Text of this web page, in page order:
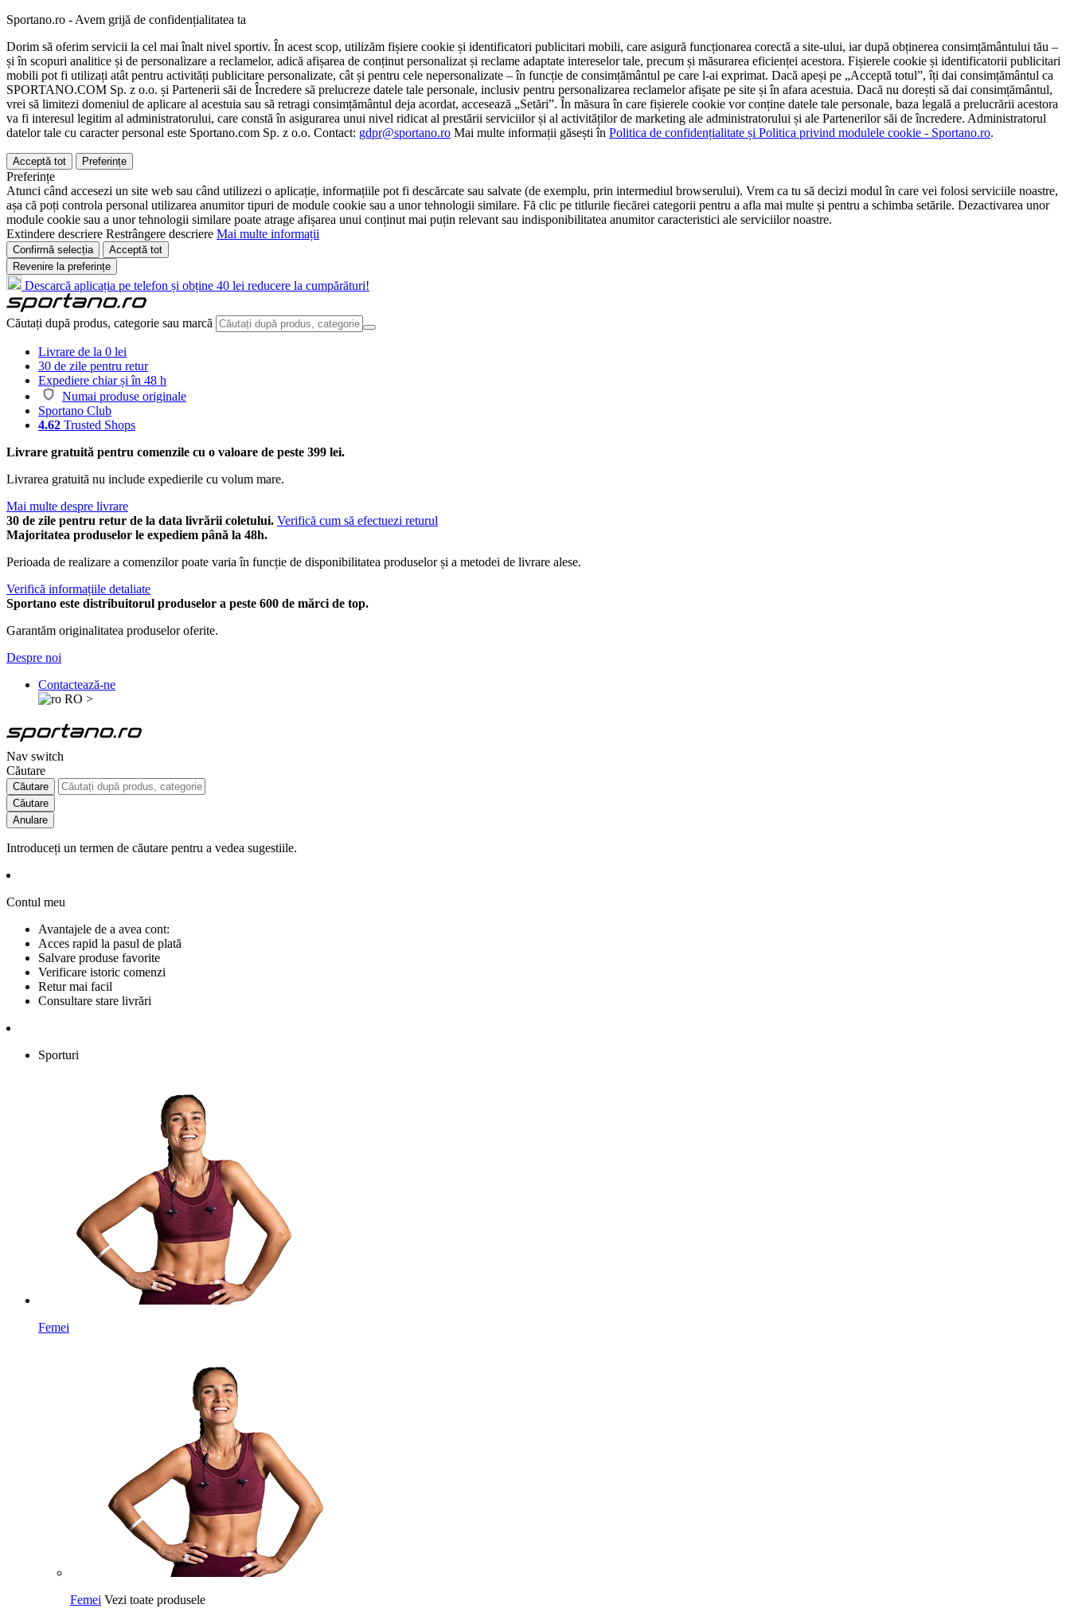
Sportano.ro - Avem grijă de confidențialitatea ta
Dorim să oferim servicii la cel mai înalt nivel sportiv. În acest scop, utilizăm fișiere cookie și identificatori publicitari mobili, care asigură funcționarea corectă a site-ului, iar după obținerea consimțământului tău –
și în scopuri analitice și de personalizare a reclamelor, adică afișarea de conținut personalizat și reclame adaptate intereselor tale, precum și măsurarea eficienței acestora. Fișierele cookie și identificatorii publicitari
mobili pot fi utilizați atât pentru activități publicitare personalizate, cât și pentru cele nepersonalizate – în funcție de consimțământul pe care l-ai exprimat. Dacă apeși pe „Acceptă totul”, îți dai consimțământul ca
SPORTANO.COM Sp. z o.o. și Partenerii săi de Încredere să prelucreze datele tale personale, inclusiv pentru personalizarea reclamelor afișate pe site și în afara acestuia. Dacă nu dorești să dai consimțământul,
vrei să limitezi domeniul de aplicare al acestuia sau să retragi consimțământul deja acordat, accesează „Setări”. În măsura în care fișierele cookie vor conține datele tale personale, baza legală a prelucrării acestora
va fi interesul legitim al administratorului, care constă în asigurarea unui nivel ridicat al prestării serviciilor și al activităților de marketing ale administratorului și ale Partenerilor săi de încredere. Administratorul
datelor tale cu caracter personal este Sportano.com Sp. z o.o. Contact: gdpr@sportano.ro Mai multe informații găsești în Politica de confidențialitate și Politica privind modulele cookie - Sportano.ro.
Acceptă tot Preferințe
Preferințe
Atunci când accesezi un site web sau când utilizezi o aplicație, informațiile pot fi descărcate sau salvate (de exemplu, prin intermediul browserului). Vrem ca tu să decizi modul în care vei folosi serviciile noastre,
așa că poți controla personal utilizarea anumitor tipuri de module cookie sau a unor tehnologii similare. Fă clic pe titlurile fiecărei categorii pentru a afla mai multe și pentru a schimba setările. Dezactivarea unor
module cookie sau a unor tehnologii similare poate atrage afișarea unui conținut mai puțin relevant sau indisponibilitatea anumitor caracteristici ale serviciilor noastre.
Extindere descriere Restrângere descriere Mai multe informații
Confirmă selecția
Acceptă tot
Revenire la preferințe
Descarcă aplicația pe telefon și obține 40 lei reducere la cumpărături!
Căutați după produs, categorie sau marcă
Livrare de la 0 lei
30 de zile pentru retur
Expediere chiar și în 48 h
Numai produse originale
Sportano Club
4.62 Trusted Shops
Livrare gratuită pentru comenzile cu o valoare de peste 399 lei.
Livrarea gratuită nu include expedierile cu volum mare.
Mai multe despre livrare
30 de zile pentru retur de la data livrării coletului. Verifică cum să efectuezi returul
Majoritatea produselor le expediem până la 48h.
Perioada de realizare a comenzilor poate varia în funcție de disponibilitatea produselor și a metodei de livrare alese.
Verifică informațiile detaliate
Sportano este distribuitorul produselor a peste 600 de mărci de top.
Garantăm originalitatea produselor oferite.
Despre noi
Contactează-ne
RO >
Nav switch
Căutare
Căutare
Căutare
Anulare
Introduceți un termen de căutare pentru a vedea sugestiile.
Contul meu
Avantajele de a avea cont:
Acces rapid la pasul de plată
Salvare produse favorite
Verificare istoric comenzi
Retur mai facil
Consultare stare livrări
Sporturi
Femei
Femei Vezi toate produsele